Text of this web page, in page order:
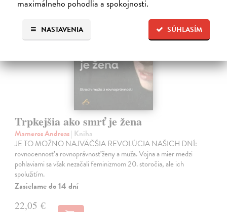
maximálneho pohodlia a spokojnosti.
SÚHLASÍM
NASTAVENIA
Trpkejšia ako smrť je žena
Marneros Andreas| Kniha
JE TO MOŽNO NAJVÄČŠIA REVOLÚCIA NAŠICH DNÍ:
rovnocennosť a rovnoprávnosť ženy a muža. Vojna a mier medzi
pohlaviami sa však nezačali feminizmom 20. storočia, ale ich
spolužitím.
Zasielame do 14 dní
22,05 €